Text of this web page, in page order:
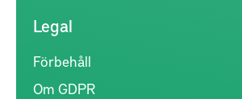
Legal
Förbehåll
Om GDPR